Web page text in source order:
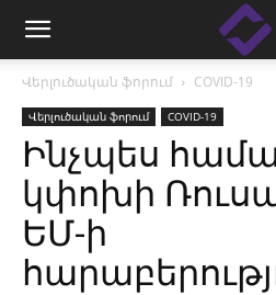
Վերլուծական ֆորում COVID-19
Վերլուծական ֆորում COVID-19
Ինչպես
կփոխի
ԵՄ-ի